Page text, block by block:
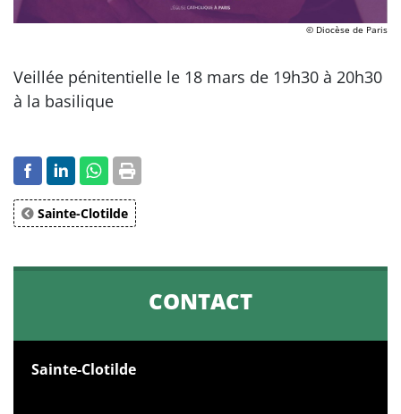
© Diocèse de Paris
Veillée pénitentielle le 18 mars de 19h30 à 20h30
à la basilique
Sainte-Clotilde
CONTACT
Sainte-Clotilde